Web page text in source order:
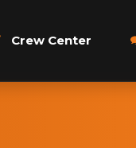
Crew Center